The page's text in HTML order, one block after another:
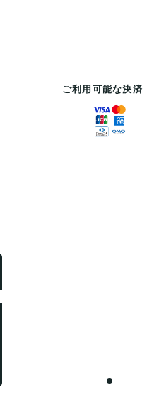
ご利用可能な決済